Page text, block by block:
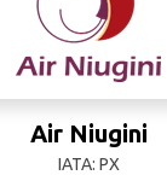
Air Niugini
IATA: PX